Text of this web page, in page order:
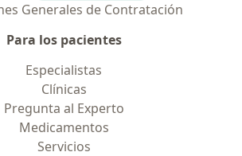
Generales de Contratación
Para los pacientes
Especialistas
Clínicas
Pregunta al Experto
Medicamentos
Servicios